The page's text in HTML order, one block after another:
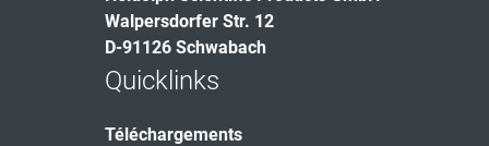
Walpersdorfer Str. 12
D-91126 Schwabach
Quicklinks
Téléchargements